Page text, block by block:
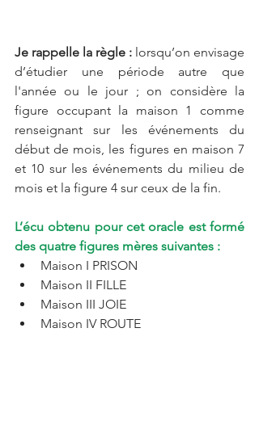
Je rappelle la règle : lorsqu’on envisage
d’étudier une période autre que
l'année ou le jour ; on considère la
figure occupant la maison 1 comme
renseignant sur les événements du
début de mois, les figures en maison 7
et 10 sur les événements du milieu de
mois et la figure 4 sur ceux de la fin.
L’écu obtenu pour cet oracle est formé
des quatre figures mères suivantes :
Maison I PRISON
Maison II FILLE
Maison III JOIE
Maison IV ROUTE